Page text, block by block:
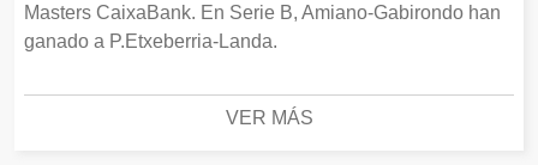
Masters CaixaBank. En Serie B, Amiano-Gabirondo han
ganado a P.Etxeberria-Landa.
VER MÁS